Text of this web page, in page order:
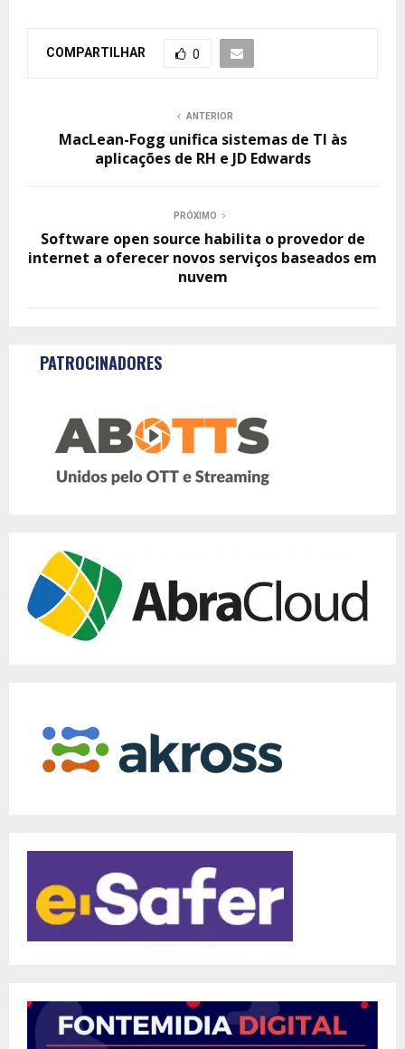
COMPARTILHAR 0
ANTERIOR
MacLean-Fogg unifica sistemas de TI às
aplicações de RH e JD Edwards
PRÓXIMO
Software open source habilita o provedor de
internet a oferecer novos serviços baseados em
nuvem
PATROCINADORES